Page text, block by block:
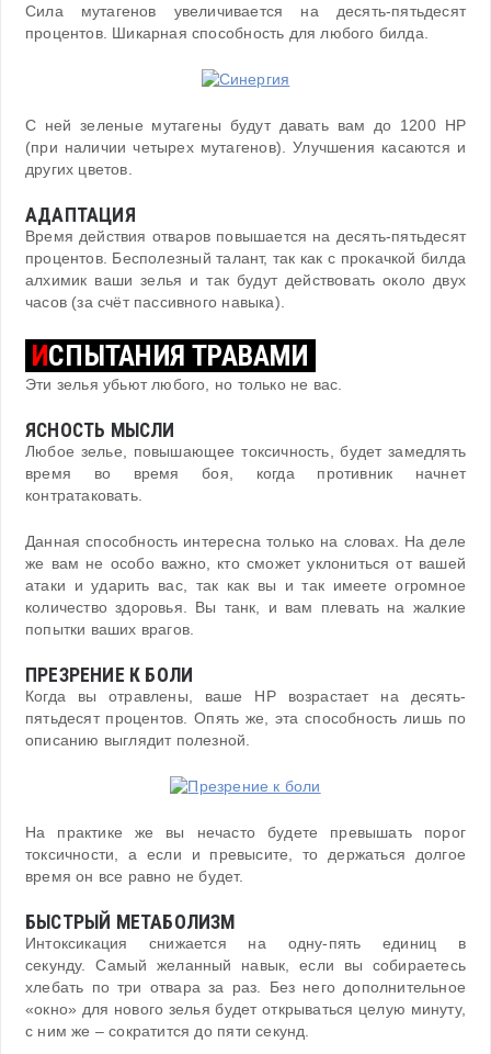
Сила мутагенов увеличивается на десять-пятьдесят
процентов. Шикарная способность для любого билда.
С ней зеленые мутагены будут давать вам до 1200 HP
(при наличии четырех мутагенов). Улучшения касаются и
других цветов.
АДАПТАЦИЯ
Время действия отваров повышается на десять-пятьдесят
процентов. Бесполезный талант, так как с прокачкой билда
алхимик ваши зелья и так будут действовать около двух
часов (за счёт пассивного навыка).
ИСПЫТАНИЯ ТРАВАМИ
Эти зелья убьют любого, но только не вас.
ЯСНОСТЬ МЫСЛИ
Любое зелье, повышающее токсичность, будет замедлять
время во время боя, когда противник начнет
контратаковать.
Данная способность интересна только на словах. На деле
же вам не особо важно, кто сможет уклониться от вашей
атаки и ударить вас, так как вы и так имеете огромное
количество здоровья. Вы танк, и вам плевать на жалкие
попытки ваших врагов.
ПРЕЗРЕНИЕ К БОЛИ
Когда вы отравлены, ваше HP возрастает на десять-
пятьдесят процентов. Опять же, эта способность лишь по
описанию выглядит полезной.
На практике же вы нечасто будете превышать порог
токсичности, а если и превысите, то держаться долгое
время он все равно не будет.
БЫСТРЫЙ МЕТАБОЛИЗМ
Интоксикация снижается на одну-пять единиц в
секунду. Самый желанный навык, если вы собираетесь
хлебать по три отвара за раз. Без него дополнительное
«окно» для нового зелья будет открываться целую минуту,
с ним же – сократится до пяти секунд.